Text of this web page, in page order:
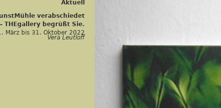
Aktuell
verabschiedet
THEgallery begrüßt Sie.
März bis 31. Oktober 2022
Vera Leutloff